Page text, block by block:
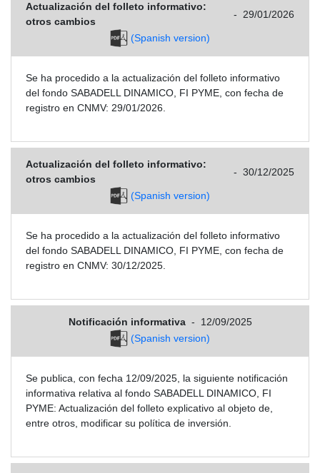
Actualización del folleto informativo:
otros cambios
- 29/01/2026
(Spanish version)
Se ha procedido a la actualización del folleto informativo
del fondo SABADELL DINAMICO, FI PYME, con fecha de
registro en CNMV: 29/01/2026.
Actualización del folleto informativo:
otros cambios
- 30/12/2025
(Spanish version)
Se ha procedido a la actualización del folleto informativo
del fondo SABADELL DINAMICO, FI PYME, con fecha de
registro en CNMV: 30/12/2025.
Notificación informativa -
12/09/2025
(Spanish version)
Se publica, con fecha 12/09/2025, la siguiente notificación
informativa relativa al fondo SABADELL DINAMICO, FI
PYME: Actualización del folleto explicativo al objeto de,
entre otros, modificar su política de inversión.